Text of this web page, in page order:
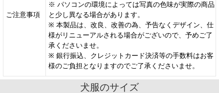
ご注意事項
※ パソコンの環境によっては写真の色味が実際の商品
と少し異なる場合があります。
※ 本製品は、改良、改善の為、予告なくデザイン、仕
様がリニューアルされる場合がございので、予めご了
承くださいませ。
※ 銀行振込、クレジットカード決済等の手数料はお客
様のご負担となりますのでご了承くださいませ。
犬服のサイズ